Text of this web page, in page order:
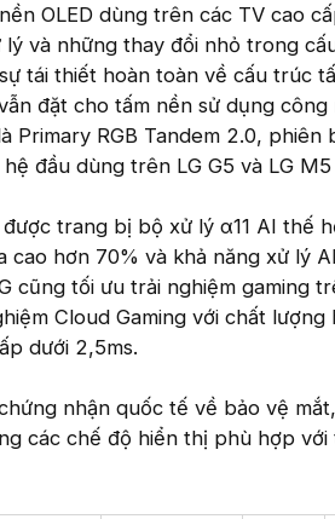
OLED dùng trên các TV cao
và những thay đổi nhỏ trong
tái thiết hoàn toàn về cấu trúc
đặt cho tấm nền sử dụng
Primary RGB Tandem 2.0, phiên
đầu dùng trên LG G5 và LG M5
trang bị bộ xử lý α11 AI thế
hơn 70% và khả năng xử lý
cũng tối ưu trải nghiệm gaming
Cloud Gaming với chất lượng
dưới 2,5ms.
nhận quốc tế về bảo vệ
các chế độ hiển thị phù hợp với